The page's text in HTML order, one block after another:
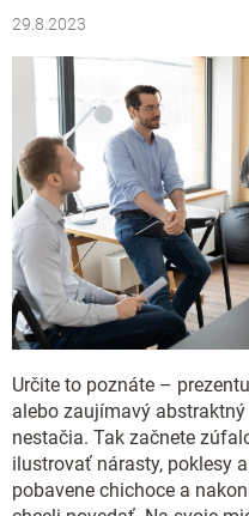
29.8.2023
Určite to poznáte –
alebo zaujímavý
nestačia. Tak začnete
ilustrovať nárasty, poklesy
pobavene chichoce a